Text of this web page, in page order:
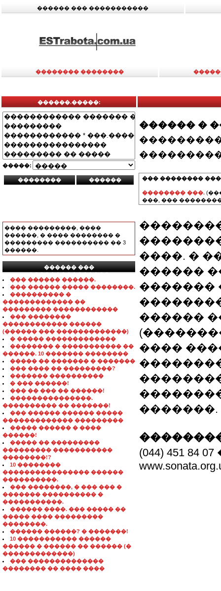
������ ��� �����������
�������� ��������
������.�����:
�����:
���� ���������, ����
������, � ���� �������� �
��������� ���������� �� 3
������.
������ ���
���������������
��� ������ ������.
��� ������ ����� ��������.
���������� �
������������� ��
��������� ������������
��� ��������
������������ ������
(������ ��� �������������)
� ����� �������������
�������� � ����������� ��
������. 10 ������� ��������
����� �� ������� � �������
��� ���� �� ���������?
������� ����������
� ��� ������!
��� �� ��� �� ������!
���������������.
���������� �� �������!
��� ������ ������ �����
������������� ���������
����� ������ � ����
������!
����� �� ���������
��������� �����������
��������!?
10 ��������
���������������� ������
����������.
��� ��������, � ��� ��� �
������� ���������� �
�����������.
������ ����. ��� ����� ��
����� ���� ���������
��������.
������ ������? � �������!
10 ����������� ������
������ � ������ �� ������ (�
�������������)
��� ��������������
�������� �� ���� ����
������ �
��� ��������
�������� ���.
���, ���
����. �
������
�������
������
����
�������.
(044) 451 84